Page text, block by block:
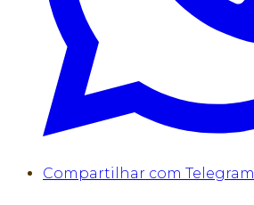
Compartilhar com Telegram